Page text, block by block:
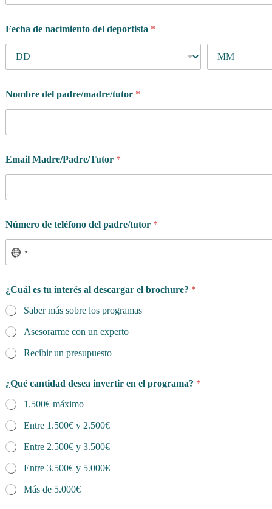
*
Fecha de nacimiento del deportista *
Nombre del padre/madre/tutor *
Email Madre/Padre/Tutor *
Número de teléfono del padre/tutor *
¿Cuál es tu interés al descargar el brochure? *
Saber más sobre los programas
Asesorarme con un experto
Recibir un presupuesto
¿Qué cantidad desea invertir en el programa? *
1.500€ máximo
Entre 1.500€ y 2.500€
Entre 2.500€ y 3.500€
Entre 3.500€ y 5.000€
Más de 5.000€